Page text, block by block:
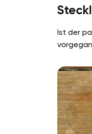
Ist der